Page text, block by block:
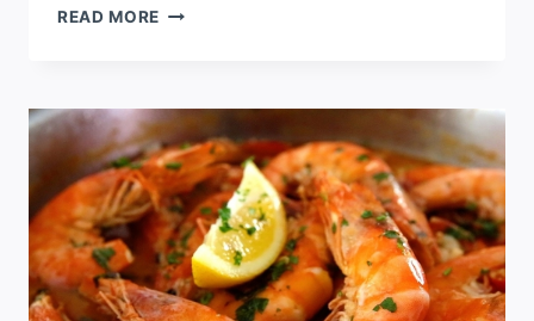
READ MORE COMO